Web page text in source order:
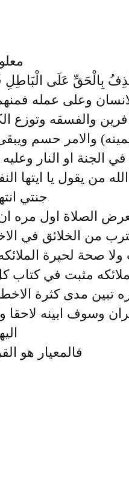
بِالْحَقِّ عَلَى الْبَاطِلِ
وعلى عمله
والفسقه
والامر حسم
في الجنة او النار
من يقول يا
جنتي
الصلاة اول مره
من الخلائق في
مثبت في كتاب
تبين مدى كثرة
وسوف ابينه لاحقا
فالمعيار هو